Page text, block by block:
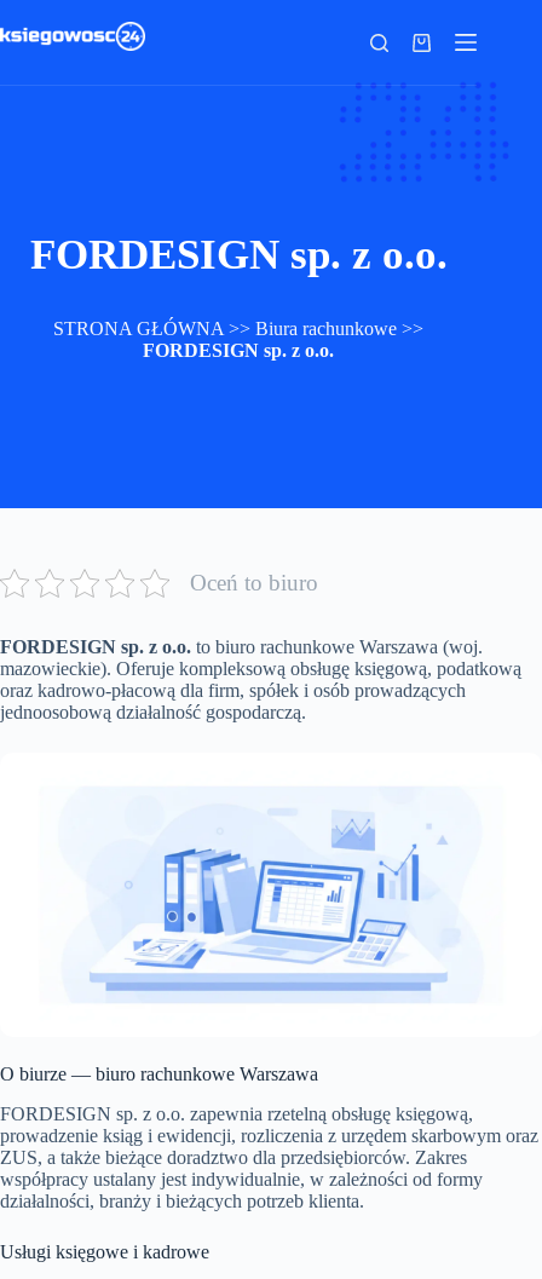
do
Koszyk
FORDESIGN sp. z o.o.
STRONA GŁÓWNA >>Biura rachunkowe >>
FORDESIGN sp. z o.o.
Oceń to biuro
FORDESIGN sp. z o.o. to biuro rachunkowe Warszawa (woj.
mazowieckie). Oferuje kompleksową obsługę księgową, podatkową
oraz kadrowo-płacową dla firm, spółek i osób prowadzących
jednoosobową działalność gospodarczą.
O biurze — biuro rachunkowe Warszawa
FORDESIGN sp. z o.o. zapewnia rzetelną obsługę księgową,
prowadzenie ksiąg i ewidencji, rozliczenia z urzędem skarbowym oraz
ZUS, a także bieżące doradztwo dla przedsiębiorców. Zakres
współpracy ustalany jest indywidualnie, w zależności od formy
działalności, branży i bieżących potrzeb klienta.
Usługi księgowe i kadrowe